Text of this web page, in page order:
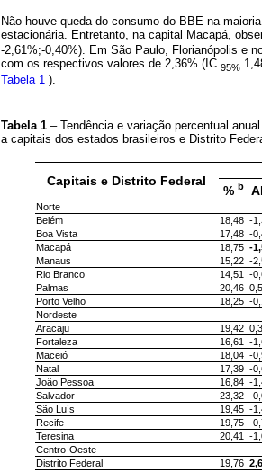
Não houve queda do consumo do BBE na
estacionária. Entretanto, na capital Macapá,
-2,61%;-0,40%). Em São Paulo, Florianópolis e
com os respectivos valores de 2,36% (IC 95%
Tabela 1 ).
Tabela 1 – Tendência e variação percentual
a capitais dos estados brasileiros e Distrito
Capitais e Distrito Federal
% b
Norte
Belém
18,48 -
Boa Vista
17,48 -
Macapá
18,75 -
Manaus
15,22 -
Rio Branco
14,51 -
Palmas
20,46
Porto Velho
18,25 -
Nordeste
Aracaju
19,42
Fortaleza
16,61 -
Maceió
18,04 -
Natal
17,39 -
João Pessoa
16,84 -
Salvador
23,32 -
São Luís
19,45 -
Recife
19,75 -
Teresina
20,41 -
Centro-Oeste
Distrito Federal
19,76